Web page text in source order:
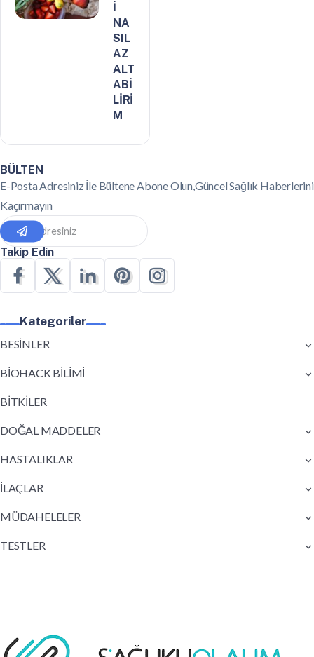
İ
NA
SIL
AZ
ALT
ABİ
LİRİ
M
BÜLTEN
E-Posta Adresiniz İle Bültene Abone Olun,Güncel Sağlık Haberlerini
Kaçırmayın
Takip Edin
Kategoriler
BESİNLER
BİOHACK BİLİMİ
BİTKİLER
DOĞAL MADDELER
HASTALIKLAR
İLAÇLAR
MÜDAHELELER
TESTLER